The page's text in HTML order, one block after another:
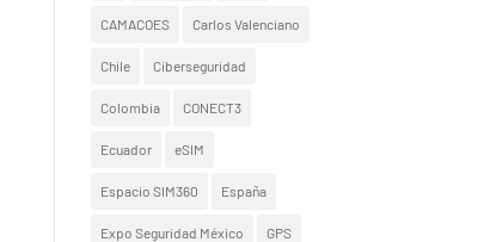
CAMACOES Carlos Valenciano
Chile Ciberseguridad
Colombia CONECT3
Ecuador eSIM
Espacio SIM360 España
Expo Seguridad México GPS